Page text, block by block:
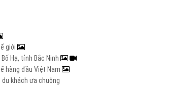
giới
Hạ, tỉnh Bắc Ninh
hàng đầu Việt Nam
khách ưa chuộng